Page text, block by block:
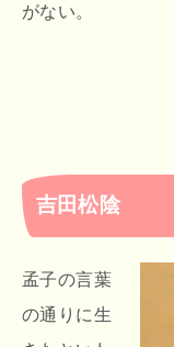
がない。
吉田松陰
孟子の言葉
の通りに生